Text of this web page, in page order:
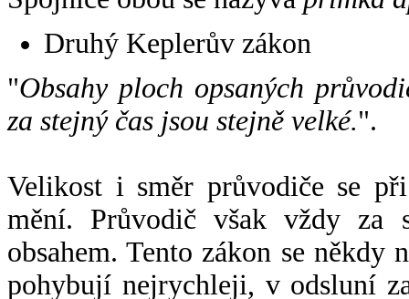
Druhý Keplerův zákon
"Obsahy ploch opsaných
za stejný čas jsou stejně velké.".
Velikost i směr průvodiče se
mění. Průvodič však vždy za
obsahem. Tento zákon se někdy
pohybují nejrychleji, v odsluní